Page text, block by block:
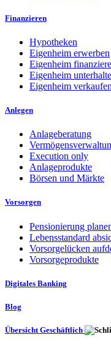
Finanzieren
Hypotheken
Eigenheim erwerben
Eigenheim
Eigenheim
Eigenheim verkaufen
Anlegen
Anlageberatung
Execution only
Anlageprodukte
Börsen und Märkte
Vorsorgen
Pensionierung
Lebensstandard
Vorsorgelücken
Vorsorgeprodukte
Digitales Banking
Blog
Übersicht Geschäftlich